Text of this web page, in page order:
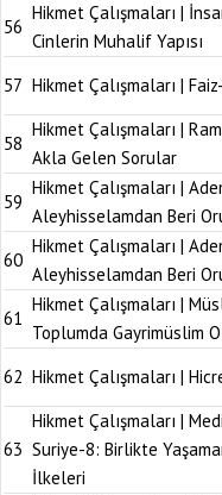
56
Hikmet Çalışmaları |
Cinlerin Muhalif Yapısı
57 Hikmet Çalışmaları |
58
Hikmet Çalışmaları |
Akla Gelen Sorular
59
Hikmet Çalışmaları |
Aleyhisselamdan Beri
60
Hikmet Çalışmaları |
Aleyhisselamdan Beri
61
Hikmet Çalışmaları |
Toplumda Gayrimüslim
62 Hikmet Çalışmaları |
63
Hikmet Çalışmaları |
Suriye-8: Birlikte
İlkeleri